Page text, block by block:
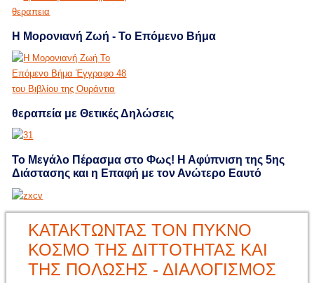
Η Μορονιανή Ζωή - Το Επόμενο Βήμα
θεραπεία με Θετικές Δηλώσεις
Το Μεγάλο Πέρασμα στο Φως! Η Αφύπνιση της 5ης
Διάστασης και η Επαφή με τον Ανώτερο Εαυτό
ΚΑΤΑΚΤΩΝΤΑΣ ΤΟΝ ΠΥΚΝΟ
ΚΟΣΜΟ ΤΗΣ ΔΙΤΤΟΤΗΤΑΣ ΚΑΙ
ΤΗΣ ΠΟΛΩΣΗΣ - ΔΙΑΛΟΓΙΣΜΟΣ